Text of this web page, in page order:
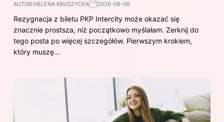
AUTOR:HELENA KRUSZYCKA 2026-08-06
Rezygnacja z biletu PKP Intercity może okazać się
znacznie prostsza, niż początkowo myślałam. Zerknij do
tego posta po więcej szczegółów. Pierwszym krokiem,
który muszę…